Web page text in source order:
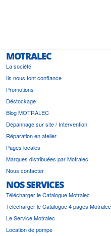
MOTRALEC
La société
Ils nous font confiance
Promotions
Déstockage
Blog MOTRALEC
Dépannage sur site / Intervention
Réparation en atelier
Pages locales
Marques distribuées par Motralec
Nous contacter
NOS SERVICES
Télécharger le Catalogue Motralec
Télécharger le Catalogue 4 pages Motralec
Le Service Motralec
Location de pompe